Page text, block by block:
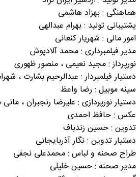
هماهنگی : بهزاد هاشمی
پشتیبانی تولید : بهرام عبدالهی
امور مالی : شهریار کنعانی
مدیر فیلمبرداری : محمد آلادپوش
نورپرداز : مجید نعیمی ، منصور ظهوری
دستیار فیلمبردار : عبدالرحیم بشارت ،
سینه موبیل : رضا واعظ
دستیار نورپردازی : علیرضا رنجبران ، مانی
عکس : حافظ احمدی
تدوین : حسین زندباف
دستیار تدوین : نگار آذربایجانی
طراح صحنه و لباس : محمدعلی نجفی
مدیر صحنه : حسین خلیلی